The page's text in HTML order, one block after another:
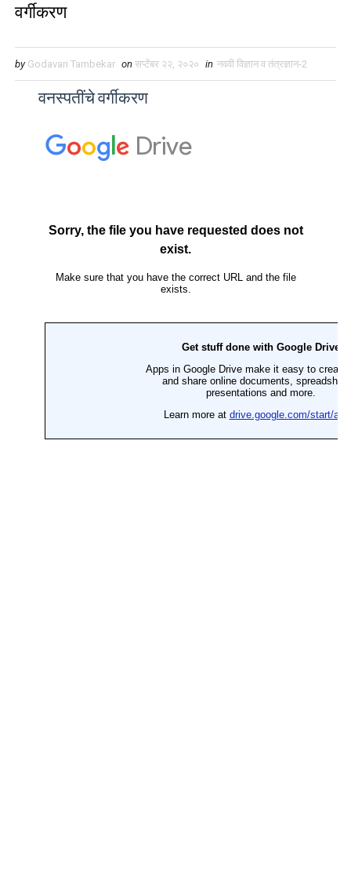
वर्गीकरण
by Godavari Tambekar on सप्टेंबर २२, २०२० in नववी विज्ञान व तंत्रज्ञान-2
वनस्पतींचे वर्गीकरण